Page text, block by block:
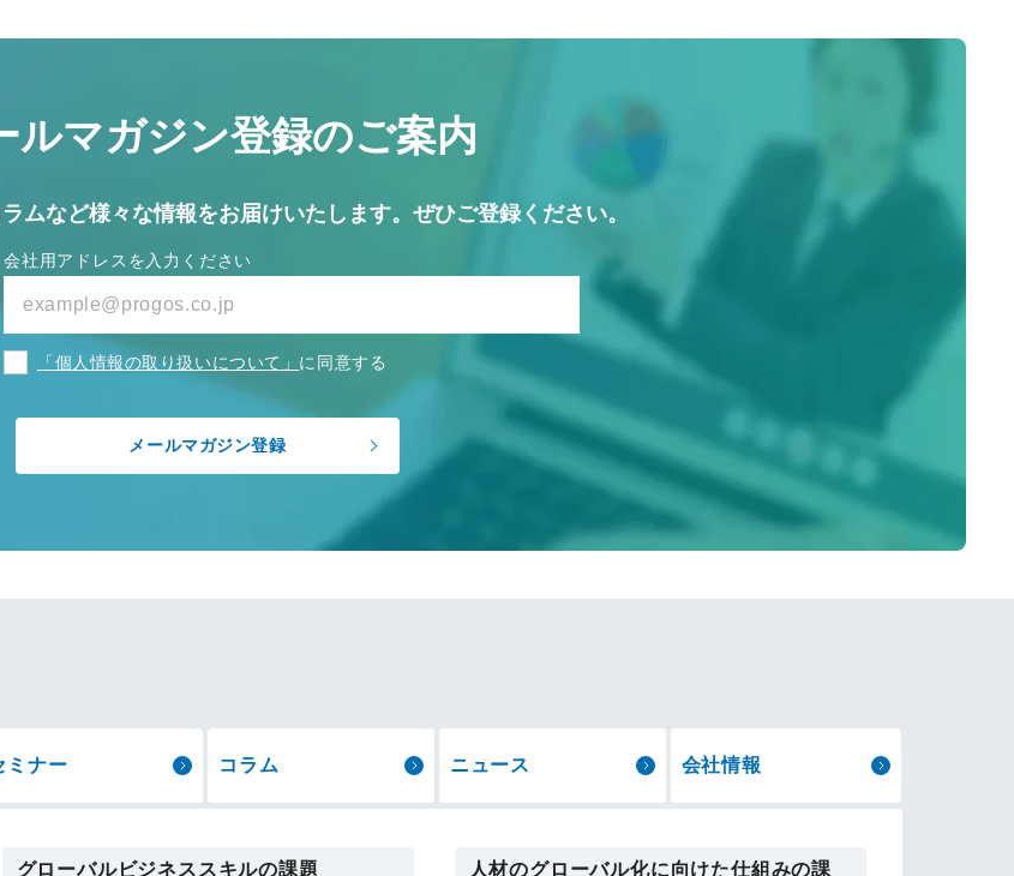
ルマガジン登録のご案内
ムなど様々な情報をお届けいたします。 ぜひご登録ください。
会社用アドレスを入力ください
「個人情報の取り扱いについて」 に同意する
グローバルビジネススキルの課題
人材のグローバル化に向けた仕組みの課
ミナー コラム ニュース 会社情報